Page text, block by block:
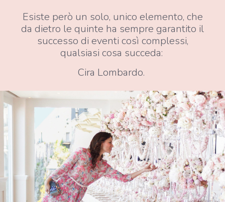
Esiste però un solo, unico elemento, che
da dietro le quinte ha sempre garantito il
successo di eventi così complessi,
qualsiasi cosa succeda:
Cira Lombardo.